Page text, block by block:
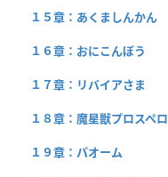
１５章：あくましんかん
１６章：おにこんぼう
１７章：リバイアさま
１８章：魔星獣プロスペロ
１９章：パオーム